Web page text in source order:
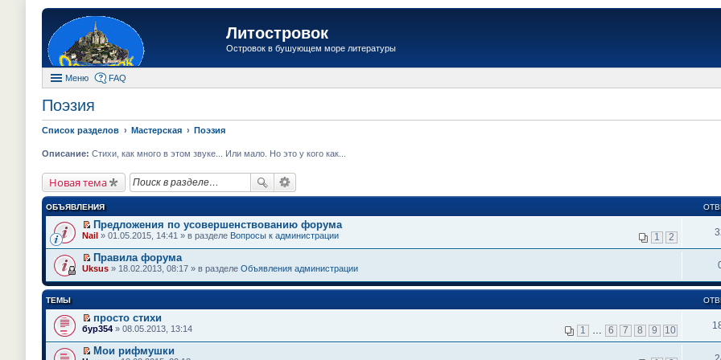
Литостровок
Островок в бушующем море литературы
Меню FAQ
Поэзия
Список разделов Мастерская Поэзия
Описание: Стихи, как много в этом звуке... Или мало. Но это у кого как...
Новая тема
ОБЪЯВЛЕНИЯ
П
р
е
й
т
и
п
е
р
о
м
Предложения по усовершенствованию форума
1 2
Nail » 01.05.2015, 14:41 » в разделе Вопросы к администрации
П
р
т
и
к
п
е
Правила форума
Uksus » 18.02.2013, 08:17 » в разделе Объявления администрации
ТЕМЫ
П
е
р
е
просто стихи
1 6 7 8 9 10
бур354 » 08.05.2013, 13:14
Мои рифмушки